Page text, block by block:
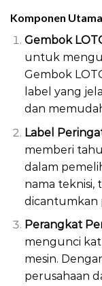
Komponen
Gembok
untuk
Gembok
label yang
dan
Label
memberi
dalam
nama teknisi,
dicantumkan
Perangkat
mengunci
mesin.
perusahaan